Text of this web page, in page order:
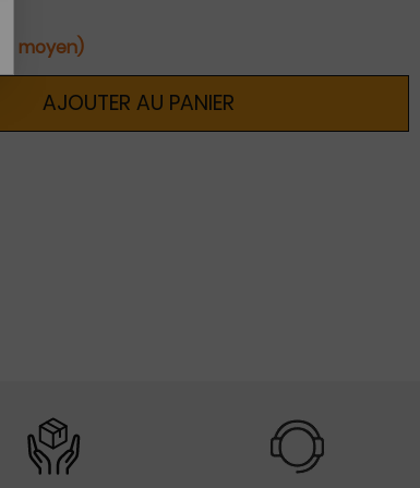
moyen)
AJOUTER AU PANIER